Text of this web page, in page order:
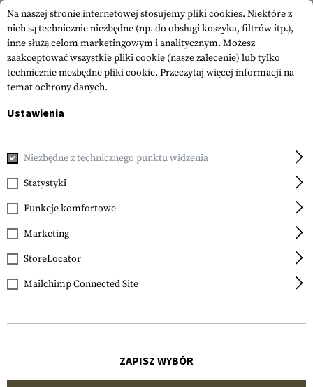
Blackhawk
CQC SERPA Holster for
Glock 17 / 22 / 31
Na naszej stronie internetowej stosujemy pliki cookies. Niektóre z
nich są technicznie niezbędne (np. do obsługi koszyka, filtrów itp.),
inne służą celom marketingowym i analitycznym. Możesz
zaakceptować wszystkie pliki cookie (nasze zalecenie) lub tylko
technicznie niezbędne pliki cookie. Przeczytaj więcej informacji na
temat ochrony danych.
Ustawienia
Niezbędne z technicznego punktu widzenia
Statystyki
Funkcje komfortowe
Marketing
StoreLocator
Mailchimp Connected Site
ZAPISZ WYBÓR